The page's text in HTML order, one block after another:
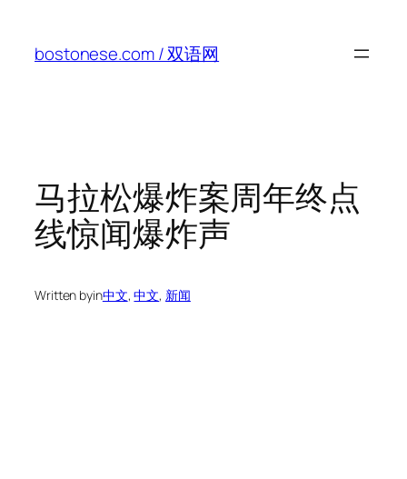
content
bostonese.com / 双语网
马拉松爆炸案周年终点
线惊闻爆炸声
Written byin中文, 中文, 新闻